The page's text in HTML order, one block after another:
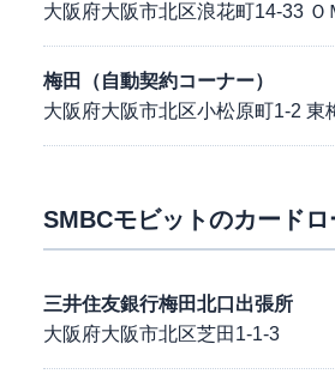
大阪府大阪市北区浪花町14-33 Ｏ
梅田（自動契約コーナー）
大阪府大阪市北区小松原町1-2 東
SMBCモビットのカード
三井住友銀行梅田北口出張所
大阪府大阪市北区芝田1-1-3